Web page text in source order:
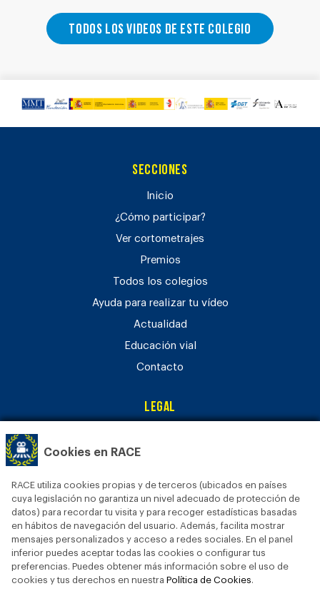
Cookies en RACE
RACE utiliza cookies propias y de terceros (ubicados en países
cuya legislación no garantiza un nivel adecuado de protección de
datos) para recordar tu visita y para recoger estadísticas basadas
en hábitos de navegación del usuario. Además, facilita mostrar
mensajes personalizados y acceso a redes sociales. En el panel
inferior puedes aceptar todas las cookies o configurar tus
preferencias. Puedes obtener más información sobre el uso de
cookies y tus derechos en nuestra Política de Cookies.
Todos los videos de este colegio
Secciones
Inicio
¿Cómo participar?
Ver cortometrajes
Premios
Todos los colegios
Ayuda para realizar tu vídeo
Actualidad
Educación vial
Contacto
Legal
Política de privacidad
Bases legales